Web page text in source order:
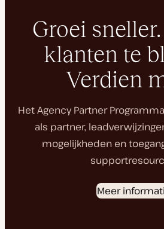
Groei
klanten te
Verdien
Het Agency Partner
als partner,
mogelijkheden en
Meer